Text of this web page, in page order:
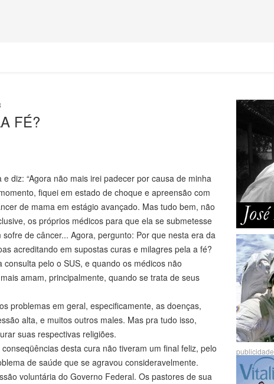
FÉ?
diz: “Agora não mais irei padecer por causa de minha
fiquei em estado de choque e apreensão com
de mama em estágio avançado. Mas tudo bem, não
os próprios médicos para que ela se submetesse
de câncer... Agora, pergunto: Por que nesta era da
acreditando em supostas curas e milagres pela a fé?
pelo o SUS, e quando os médicos não
amam, principalmente, quando se trata de seus
problemas em geral, especificamente, as doenças,
alta, e muitos outros males. Mas pra tudo isso,
suas respectivas religiões.
desta cura não tiveram um final feliz, pelo
de saúde que se agravou consideravelmente.
voluntária do Governo Federal. Os pastores de sua
publicidade